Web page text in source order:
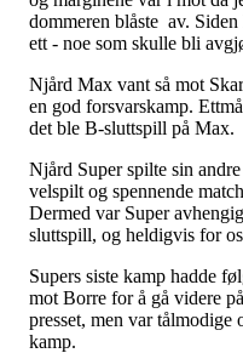
dommeren blåste av.
ett - noe som skulle bli
Njård Max vant så mot
en god forsvarskamp.
det ble B-sluttspill på Max.
Njård Super spilte sin
velspilt og spennende
Dermed var Super
sluttspill, og heldigvis for
Supers siste kamp hadde
mot Borre for å gå videre
presset, men var tålmodige
kamp.